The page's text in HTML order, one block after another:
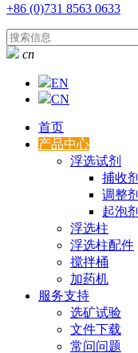
+86 (0)731 8563 0633
cn
EN
CN
首页
产品中心
浮选试剂
捕收剂
调整剂
起泡剂
浮选柱
浮选柱配件
搅拌桶
加药机
服务支持
选矿试验
文件下载
常问问题